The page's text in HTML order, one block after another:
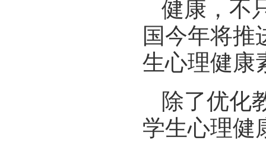
健康，不
国今年将推
生心理健康
除了优化
学生心理健